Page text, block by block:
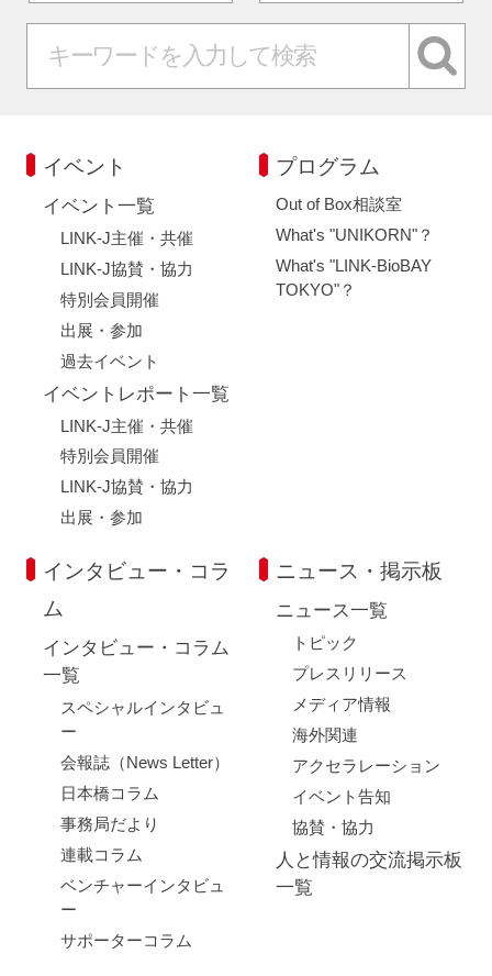
イベント
イベント一覧
LINK-J主催・共催
LINK-J協賛・協力
特別会員開催
出展・参加
過去イベント
イベントレポート一覧
LINK-J主催・共催
特別会員開催
LINK-J協賛・協力
出展・参加
プログラム
Out of Box相談室
What's "UNIKORN"？
What's "LINK-BioBAY
TOKYO"？
インタビュー・コラ
ム
インタビュー・コラム
一覧
スペシャルインタビュ
ー
会報誌（News Letter）
日本橋コラム
事務局だより
連載コラム
ベンチャーインタビュ
ー
サポーターコラム
ニュース・掲示板
ニュース一覧
トピック
プレスリリース
メディア情報
海外関連
アクセラレーション
イベント告知
協賛・協力
人と情報の交流掲示板
一覧